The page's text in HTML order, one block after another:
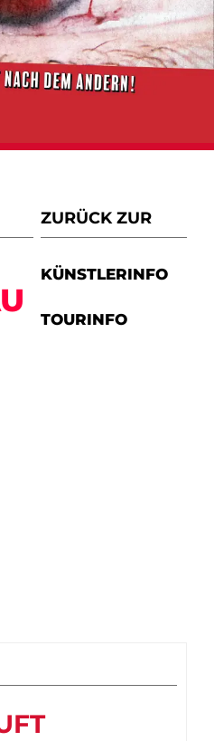
ZURÜCK ZUR
KÜNSTLERINFO
TOURINFO